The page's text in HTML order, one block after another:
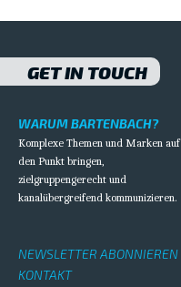
GET IN TOUCH
WARUM BARTENBACH?
Komplexe Themen und Marken auf
den Punkt bringen,
zielgruppengerecht und
kanalübergreifend kommunizieren.
NEWSLETTER ABONNIEREN
KONTAKT